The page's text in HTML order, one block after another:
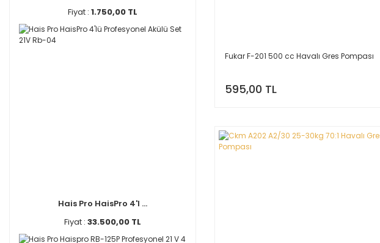
Fiyat : 1.750,00 TL
Hais Pro HaisPro 4'l ...
Fiyat : 33.500,00 TL
Fukar F-201 500 cc Havalı Gres Pompası
595,00 TL